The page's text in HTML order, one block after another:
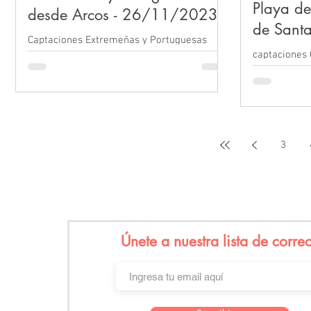
desde Arcos - 26/11/2023
Captaciones Extremeñas y Portuguesas
desde Arcos
Playa
de
19/11/
captaciones
Puntilla, El
3
Únete a nuestra lista de